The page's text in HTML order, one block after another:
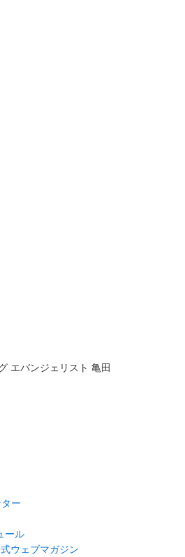
エバンジェリスト 亀田
ー
ール
ウェブマガジン